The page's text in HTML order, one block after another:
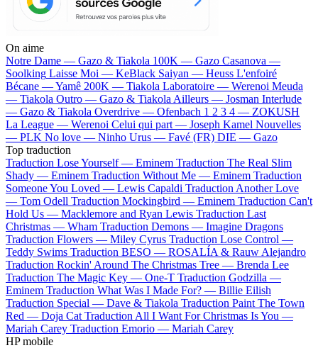
On aime
Notre Dame — Gazo & Tiakola 100K — Gazo Casanova —
Soolking Laisse Moi — KeBlack Saiyan — Heuss L'enfoiré
Bécane —Yamê 200K — Tiakola Laboratoire — Werenoi Meuda
— Tiakola Outro — Gazo & Tiakola Ailleurs — Josman Interlude
— Gazo & Tiakola Overdrive — Ofenbach 1 2 3 4 — ZOKUSH
La League — Werenoi Celui qui part — Joseph Kamel Nouvelles
— PLK No love — Ninho Urus — Favé (FR) DIE — Gazo
Top traduction
Traduction Lose Yourself — Eminem Traduction The Real Slim
Shady — Eminem Traduction Without Me — Eminem Traduction
Someone You Loved — Lewis Capaldi Traduction Another Love
— Tom Odell Traduction Mockingbird — Eminem Traduction Can't
Hold Us — Macklemore and Ryan Lewis Traduction Last
Christmas — Wham Traduction Demons — Imagine Dragons
Traduction Flowers — Miley Cyrus Traduction Lose Control —
Teddy Swims Traduction BESO — ROSALÍA & Rauw Alejandro
Traduction Rockin' Around The Christmas Tree — Brenda Lee
Traduction The Magic Key — One-T Traduction Godzilla —
Eminem Traduction What Was I Made For? — Billie Eilish
Traduction Special — Dave & Tiakola Traduction Paint The Town
Red — Doja Cat Traduction All I Want For Christmas Is You —
Mariah Carey Traduction Emorio — Mariah Carey
HP mobile